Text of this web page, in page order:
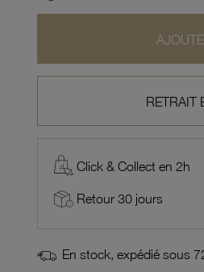
RETRAIT
Click & Collect en 2h
Retour 30 jours
En stock, expédié sous